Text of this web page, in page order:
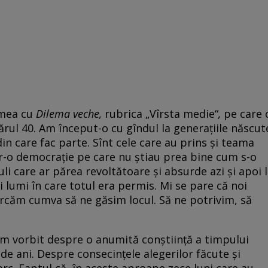
cu Dilema veche, rubrica „Vîrsta medie“, pe care
40. Am început-o cu gîndul la generațiile
care fac parte. Sînt cele care au prins și teama
democrație pe care nu știau prea bine cum s-o
care ar părea revoltătoare și absurde azi și apoi
în care totul era permis. Mi se pare că noi
cumva să ne găsim locul. Să ne potrivim, să
vorbit despre o anumită conștiință a timpului
ani. Despre consecințele alegerilor făcute și